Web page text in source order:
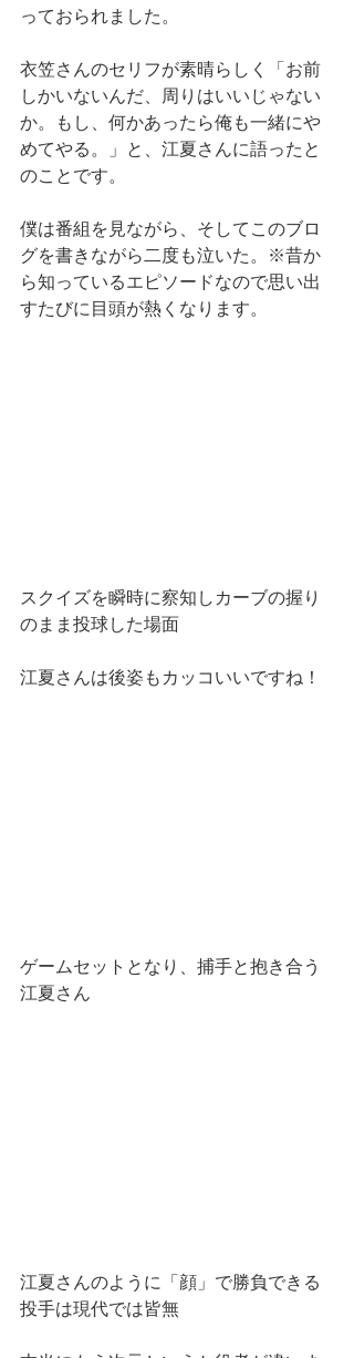
っておられました。
衣笠さんのセリフが素晴らしく「お前
しかいないんだ、周りはいいじゃない
か。もし、何かあったら俺も一緒にや
めてやる。」と、江夏さんに語ったと
のことです。
僕は番組を見ながら、そしてこのブロ
グを書きながら二度も泣いた。※昔か
ら知っているエピソードなので思い出
すたびに目頭が熱くなります。
スクイズを瞬時に察知しカーブの握り
のまま投球した場面
江夏さんは後姿もカッコいいですね！
ゲームセットとなり、捕手と抱き合う
江夏さん
江夏さんのように「顔」で勝負できる
投手は現代では皆無